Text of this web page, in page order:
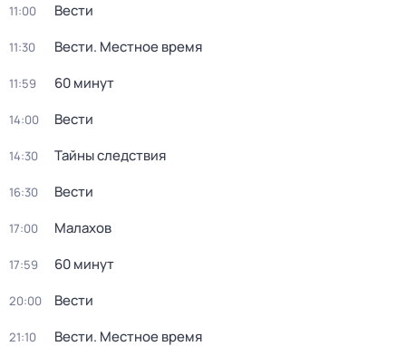
11:00 Вести
11:30 Вести. Местное время
11:59 60 минут
14:00 Вести
14:30 Тайны следствия
16:30 Вести
17:00 Малахов
17:59 60 минут
20:00 Вести
21:10 Вести. Местное время